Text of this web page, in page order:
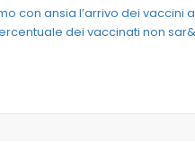
con ansia l’arrivo dei vaccini
dei vaccinati non